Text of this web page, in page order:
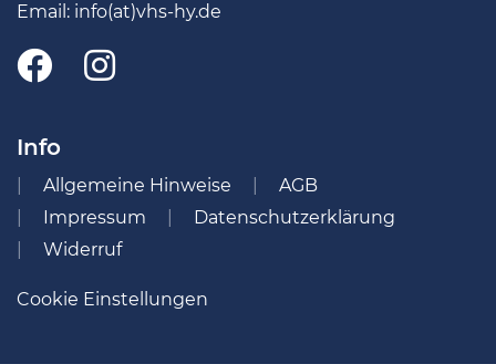
Email: info(at)vhs-hy.de
Info
Allgemeine Hinweise
AGB
Impressum
Datenschutzerklärung
Widerruf
Cookie Einstellungen